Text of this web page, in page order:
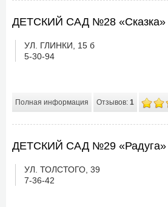
ДЕТСКИЙ САД №28 «Сказка»
УЛ. ГЛИНКИ, 15 б
5-30-94
Полная информация Отзывов: 1
ДЕТСКИЙ САД №29 «Радуга»
УЛ. ТОЛСТОГО, 39
7-36-42